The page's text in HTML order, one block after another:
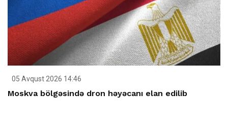
05 Avqust 2026 14:46
Moskva bölgəsində dron həyəcanı elan edilib